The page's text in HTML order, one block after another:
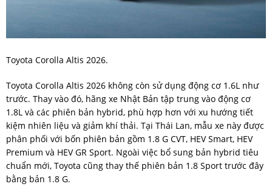
Toyota Corolla Altis 2026.
Toyota Corolla Altis 2026 không còn sử dụng động cơ 1.6L như
trước. Thay vào đó, hãng xe Nhật Bản tập trung vào động cơ
1.8L và các phiên bản hybrid, phù hợp hơn với xu hướng tiết
kiệm nhiên liệu và giảm khí thải. Tại Thái Lan, mẫu xe này được
phân phối với bốn phiên bản gồm 1.8 G CVT, HEV Smart, HEV
Premium và HEV GR Sport. Ngoài việc bổ sung bản hybrid tiêu
chuẩn mới, Toyota cũng thay thế phiên bản 1.8 Sport trước đây
bằng bản 1.8 G.